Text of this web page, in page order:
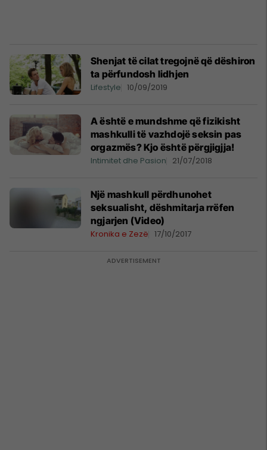
Shenjat të cilat tregojnë që dëshiron
ta përfundosh lidhjen
Lifestyle 10/09/2019
A është e mundshme që fizikisht
mashkulli të vazhdojë seksin pas
orgazmës? Kjo është përgjigjja!
Intimitet dhe Pasion 21/07/2018
Një mashkull përdhunohet
seksualisht, dëshmitarja rrëfen
ngjarjen (Video)
Kronika e Zezë 17/10/2017